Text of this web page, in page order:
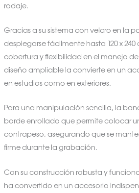
rodaje.
Gracias a su sistema con velcro en la
desplegarse fácilmente hasta 120 x
cobertura y flexibilidad en el manejo
diseño ampliable la convierte en un
en estudios como en exteriores.
Para una manipulación sencilla, la
borde enrollado que permite colocar
contrapeso, asegurando que se
firme durante la grabación.
Con su construcción robusta y
ha convertido en un accesorio